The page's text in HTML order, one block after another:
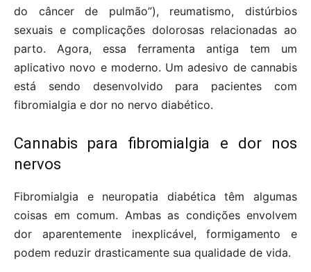
do câncer de pulmão”), reumatismo, distúrbios
sexuais e complicações dolorosas relacionadas ao
parto. Agora, essa ferramenta antiga tem um
aplicativo novo e moderno. Um adesivo de cannabis
está sendo desenvolvido para pacientes com
fibromialgia e dor no nervo diabético.
Cannabis para fibromialgia e dor nos
nervos
Fibromialgia e neuropatia diabética têm algumas
coisas em comum. Ambas as condições envolvem
dor aparentemente inexplicável, formigamento e
podem reduzir drasticamente sua qualidade de vida.